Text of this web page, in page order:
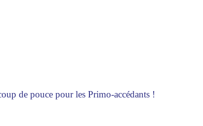
de pouce pour les Primo-accédants !